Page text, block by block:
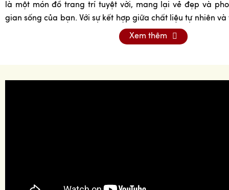
là một món đồ trang trí tuyệt vời, mang lại vẻ đẹp và
gian sống của bạn. Với sự kết hợp giữa chất liệu tự nhiên
gốm sứ Bát Tràng đã trở thành lựa chọn hàng đầu cho
sang trọng và thân thiện với môi trường.
Xem thêm